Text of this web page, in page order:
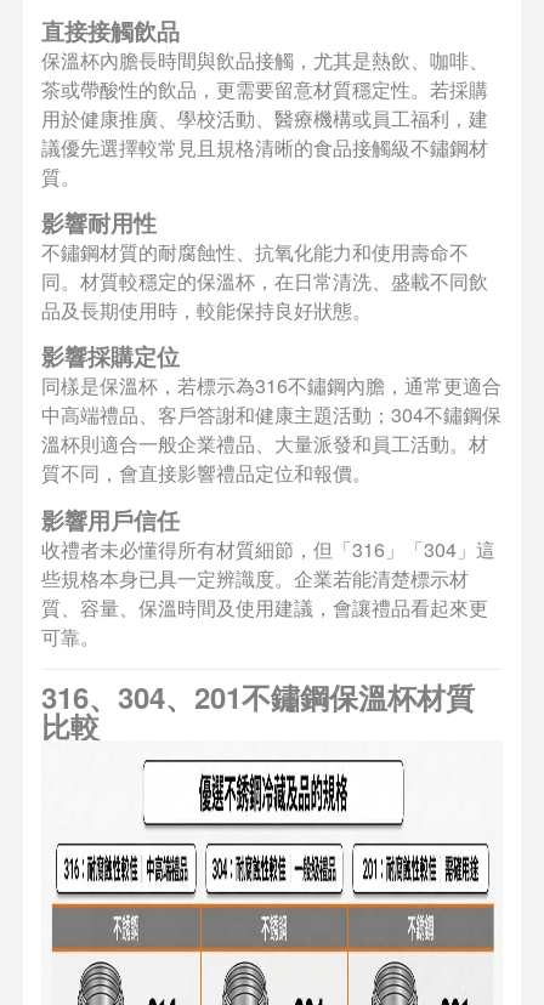
直接接觸飲品
保溫杯內膽長時間與飲品接觸，尤其是熱飲、咖啡、
茶或帶酸性的飲品，更需要留意材質穩定性。若採購
用於健康推廣、學校活動、醫療機構或員工福利，建
議優先選擇較常見且規格清晰的食品接觸級不鏽鋼材
質。
影響耐用性
不鏽鋼材質的耐腐蝕性、抗氧化能力和使用壽命不
同。材質較穩定的保溫杯，在日常清洗、盛載不同飲
品及長期使用時，較能保持良好狀態。
影響採購定位
同樣是保溫杯，若標示為316不鏽鋼內膽，通常更適合
中高端禮品、客戶答謝和健康主題活動；304不鏽鋼保
溫杯則適合一般企業禮品、大量派發和員工活動。材
質不同，會直接影響禮品定位和報價。
影響用戶信任
收禮者未必懂得所有材質細節，但「316」「304」這
些規格本身已具一定辨識度。企業若能清楚標示材
質、容量、保溫時間及使用建議，會讓禮品看起來更
可靠。
316、304、201不鏽鋼保溫杯材質
比較